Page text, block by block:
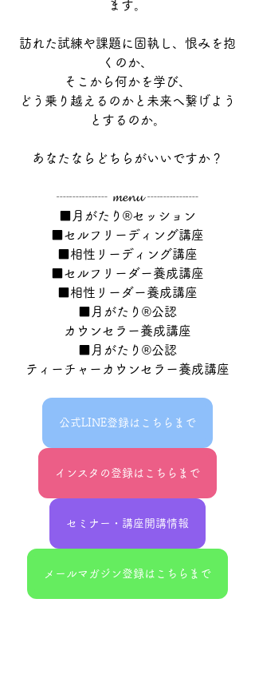
ます。
訪れた試練や課題に固執し、恨みを抱
くのか、
そこから何かを学び、
どう乗り越えるのかと未来へ繋げよう
とするのか。
あなたならどちらがいいですか？
┈┈┈┈ 𝓶𝓮𝓷𝓾 ┈┈┈┈
■月がたり®セッション
■セルフリーディング講座
■相性リーディング講座
■セルフリーダー養成講座
■相性リーダー養成講座
■月がたり®公認
カウンセラー養成講座
■月がたり®公認
ティーチャーカウンセラー養成講座
公式LINE登録はこちらまで
インスタの登録はこちらまで
セミナー・講座開講情報
メールマガジン登録はこちらまで